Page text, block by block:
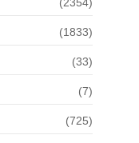
(2354)
(1833)
(33)
(7)
(725)